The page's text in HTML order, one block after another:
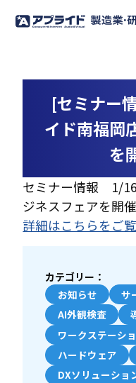
[セミナー
イド南福岡
を
セミナー情報 1/
ジネスフェアを開催
詳細はこちらをご覧
カテゴリー：
お知らせ
サ
AI外観検査
ワークステーシ
ハードウェア
DXソリューショ